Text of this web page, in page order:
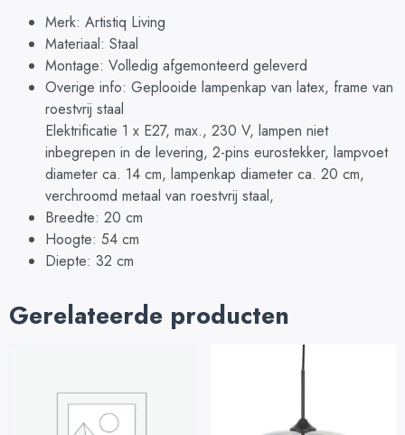
Merk: Artistiq Living
Materiaal: Staal
Montage: Volledig afgemonteerd geleverd
Overige info: Geplooide lampenkap van latex, frame van
roestvrij staal
Elektrificatie 1 x E27, max., 230 V, lampen niet
inbegrepen in de levering, 2-pins eurostekker, lampvoet
diameter ca. 14 cm, lampenkap diameter ca. 20 cm,
verchroomd metaal van roestvrij staal,
Breedte: 20 cm
Hoogte: 54 cm
Diepte: 32 cm
Gerelateerde producten